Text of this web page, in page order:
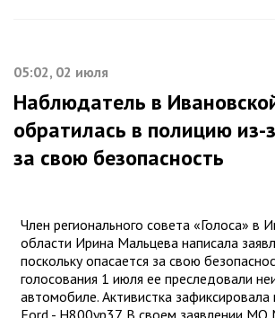
05:02, 02 июля
Наблюдатель в
обратилась в полицию из-
за свою безопасность
Член регионального совета «Голоса» в
области Ирина Мальцева написала
поскольку опасается за свою
голосования 1 июля ее преследовали
автомобиле. Активистка зафиксировала
Ford - Н800ур37. В своем заявлении